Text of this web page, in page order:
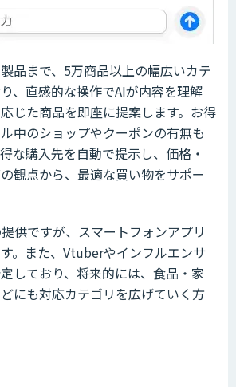
品まで、5万商品以上の幅広いカテ
、直感的な操作でAIが内容を理解
じた商品を即座に提案します。お得
中のショップやクーポンの有無も
な購入先を自動で提示し、価格・
観点から、最適な買い物をサポー
供ですが、スマートフォンアプリ
。また、Vtuberやインフルエンサ
しており、将来的には、食品・家
にも対応カテゴリを広げていく方